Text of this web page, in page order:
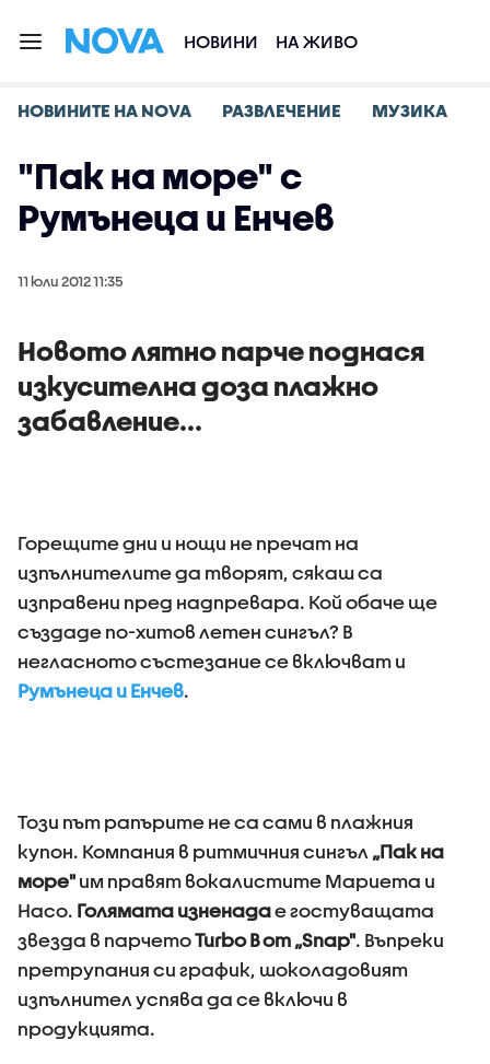
НОВИНИ НА ЖИВО
НОВИНИТЕ НА NOVA РАЗВЛЕЧЕНИЕ МУЗИКА
"Пак на море" с
Румънеца и Енчев
11 юли 2012 11:35
Новото лятно парче поднася
изкусителна доза плажно
забавление...
Горещите дни и нощи не пречат на
изпълнителите да творят, сякаш са
изправени пред надпревара. Кой обаче ще
създаде по-хитов летен сингъл? В
негласното състезание се включват и
Румънеца и Енчев.
Този път рапърите не са сами в плажния
купон. Компания в ритмичния сингъл „Пак на
море" им правят вокалистите Мариета и
Насо. Голямата изненадае гостуващата
звезда в парчетоTurbo B от „Snap". Въпреки
претрупания си график, шоколадовият
изпълнител успява да се включи в
продукцията.